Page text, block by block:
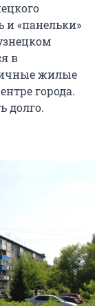
и «панельки»
в
жилые
города.
долго.